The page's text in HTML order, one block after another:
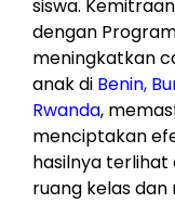
siswa.
dengan
meningkatkan
anak di Benin,
Rwanda,
menciptakan
hasilnya
ruang kelas